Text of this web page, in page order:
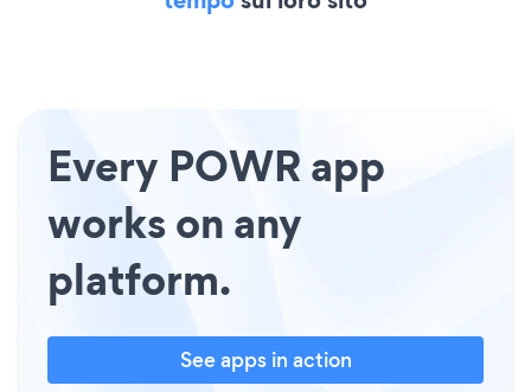
Every POWR app
works on any
platform.
See apps in action